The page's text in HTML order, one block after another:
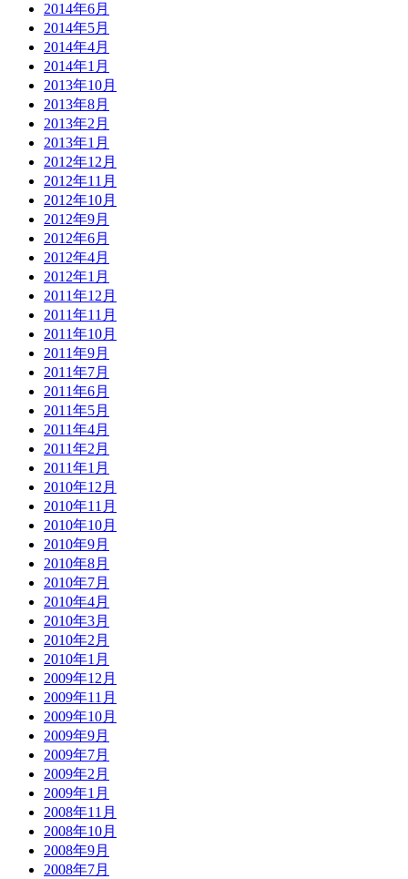
2014年6月
2014年5月
2014年4月
2014年1月
2013年10月
2013年8月
2013年2月
2013年1月
2012年12月
2012年11月
2012年10月
2012年9月
2012年6月
2012年4月
2012年1月
2011年12月
2011年11月
2011年10月
2011年9月
2011年7月
2011年6月
2011年5月
2011年4月
2011年2月
2011年1月
2010年12月
2010年11月
2010年10月
2010年9月
2010年8月
2010年7月
2010年4月
2010年3月
2010年2月
2010年1月
2009年12月
2009年11月
2009年10月
2009年9月
2009年7月
2009年2月
2009年1月
2008年11月
2008年10月
2008年9月
2008年7月